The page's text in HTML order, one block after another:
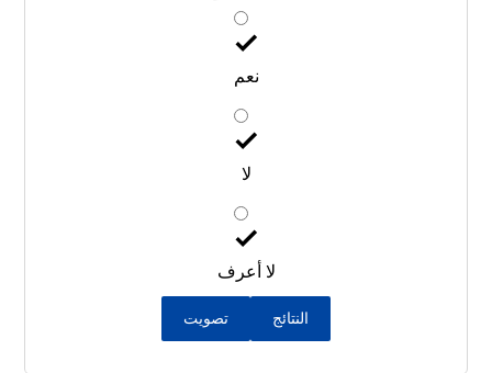
نعم
لا
لا أعرف
النتائج تصويت